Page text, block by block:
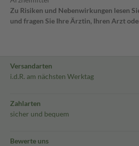
Zu Risiken und Nebenwirkungen lesen
und fragen Sie Ihre Ärztin, Ihren Arzt
Versandarten
i.d.R. am nächsten Werktag
Zahlarten
sicher und bequem
Bewerte uns